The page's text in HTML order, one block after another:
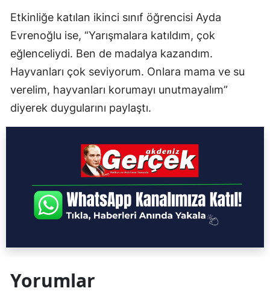
Etkinliğe katılan ikinci sınıf öğrencisi Ayda
Evrenoğlu ise, “Yarışmalara katıldım, çok
eğlenceliydi. Ben de madalya kazandım.
Hayvanları çok seviyorum. Onlara mama ve su
verelim, hayvanları korumayı unutmayalım”
diyerek duygularını paylaştı.
Yorumlar